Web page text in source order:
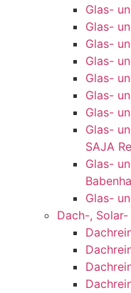
Glas-
Glas-
Glas-
Glas-
Glas-
Glas-
Glas-
Glas-
SAJA
Glas-
Glas-
Dach-,